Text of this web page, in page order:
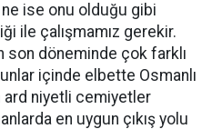
ise onu olduğu gibi
ile çalışmamız gerekir.
son döneminde çok farklı
içinde elbette Osmanlı
ard niyetli cemiyetler
en uygun çıkış yolu